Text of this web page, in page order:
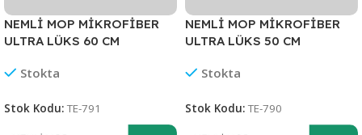
NEMLİ MOP MİKROFİBER
ULTRA LÜKS 60 CM
Stokta
Stok Kodu: TE-791
NEMLİ MOP MİKROFİBER
ULTRA LÜKS 50 CM
Stokta
Stok Kodu: TE-790